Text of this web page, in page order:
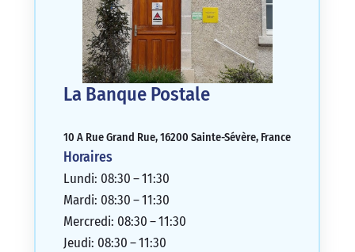
La Banque Postale
10 A Rue Grand Rue, 16200 Sainte-Sévère, France
Horaires
Lundi: 08:30 – 11:30
Mardi: 08:30 – 11:30
Mercredi: 08:30 – 11:30
Jeudi: 08:30 – 11:30